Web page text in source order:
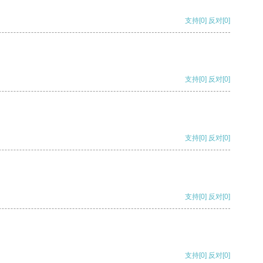
支持[0] 反对[0]
支持[0] 反对[0]
支持[0] 反对[0]
支持[0] 反对[0]
支持[0] 反对[0]